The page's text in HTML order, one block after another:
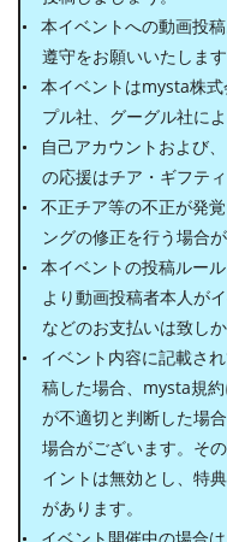
本イベントへの動画投
遵守をお願いいたします
本イベントはmysta株
プル社、グーグル社に
自己アカウントおよび
の応援はチア・ギフテ
不正チア等の不正が発
ングの修正を行う場合が
本イベントの投稿ルー
より動画投稿者本人が
などのお支払いは致しか
イベント内容に記載さ
稿した場合、mysta規
が不適切と判断した場
場合がございます。そ
イントは無効とし、特
があります。
イベント開催中の場合